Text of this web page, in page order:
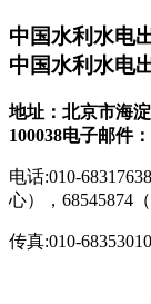
中国水利水电
中国水利水电
地址：北京市海
100038电子邮件
电话:010-
心），68545874
传真:010-